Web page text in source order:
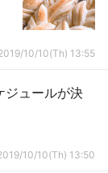
10/10(Th) 13:55
ジュールが決
10/10(Th) 13:50